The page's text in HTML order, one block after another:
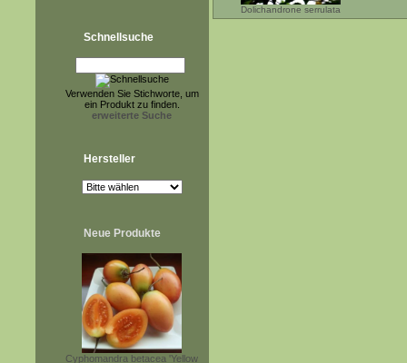
Schnellsuche
Verwenden Sie Stichworte, um
ein Produkt zu finden.
erweiterte Suche
Hersteller
Neue Produkte
Cyphomandra betacea 'Yellow
Dolichandrone serrulata